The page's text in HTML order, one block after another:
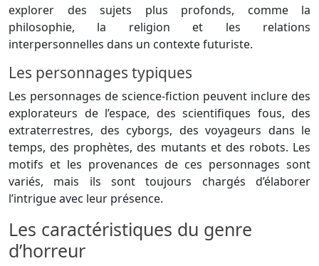
explorer des sujets plus profonds, comme la
philosophie, la religion et les relations
interpersonnelles dans un contexte futuriste.
Les personnages typiques
Les personnages de science-fiction peuvent inclure des
explorateurs de l’espace, des scientifiques fous, des
extraterrestres, des cyborgs, des voyageurs dans le
temps, des prophètes, des mutants et des robots. Les
motifs et les provenances de ces personnages sont
variés, mais ils sont toujours chargés d’élaborer
l’intrigue avec leur présence.
Les caractéristiques du genre
d’horreur